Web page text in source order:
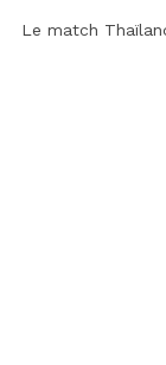
Le match